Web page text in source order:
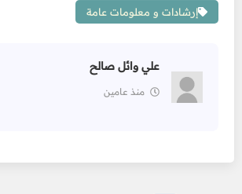
إرشادات و معلومات عامة
علي وائل صالح
منذ عامين